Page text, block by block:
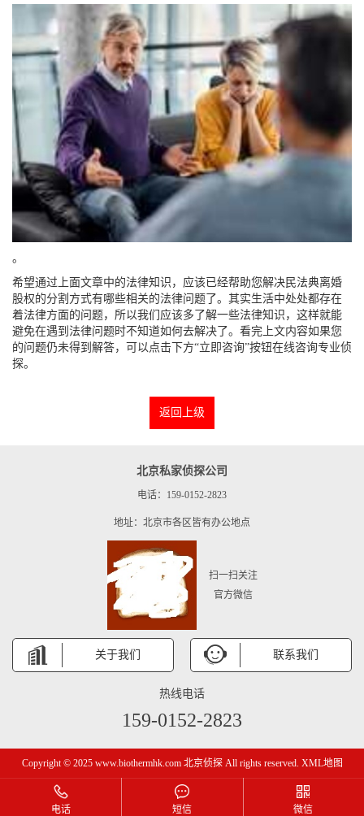
。
希望通过上面文章中的法律知识，应该已经帮助您解决民法典离婚
股权的分割方式有哪些相关的法律问题了。其实生活中处处都存在
着法律方面的问题，所以我们应该多了解一些法律知识，这样就能
避免在遇到法律问题时不知道如何去解决了。看完上文内容如果您
的问题仍未得到解答，可以点击下方“立即咨询”按钮在线咨询专业侦
探。
返回上级
北京私家侦探公司
电话：159-0152-2823
地址：北京市各区皆有办公地点
扫一扫关注
官方微信
关于我们 联系我们
热线电话
159-0152-2823
Copyright © 2025 www.biothermhk.com 北京侦探 All rights reserved. XML地图
电话 短信 微信